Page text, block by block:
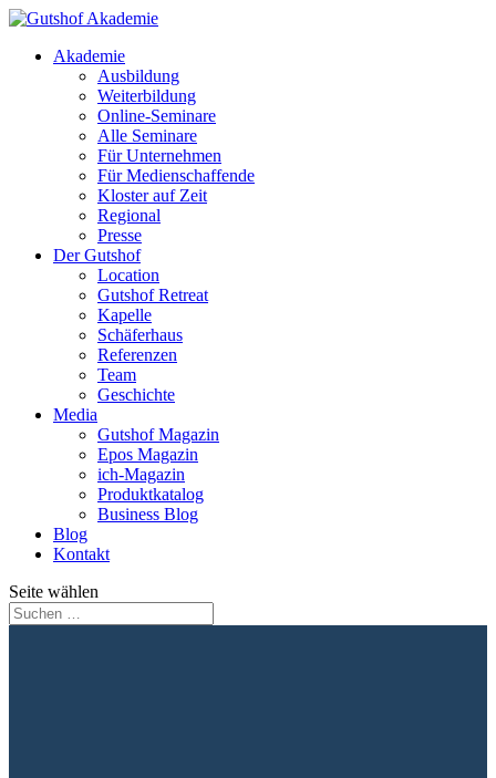
Akademie
Ausbildung
Weiterbildung
Online-Seminare
Alle Seminare
Für Unternehmen
Für Medienschaffende
Kloster auf Zeit
Regional
Presse
Der Gutshof
Location
Gutshof Retreat
Kapelle
Schäferhaus
Referenzen
Team
Geschichte
Media
Gutshof Magazin
Epos Magazin
ich-Magazin
Produktkatalog
Business Blog
Blog
Kontakt
Seite wählen